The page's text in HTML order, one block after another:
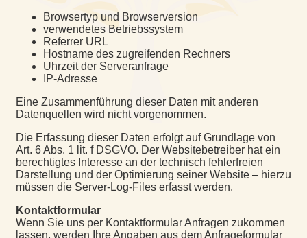
Browsertyp und Browserversion
verwendetes Betriebssystem
Referrer URL
Hostname des zugreifenden Rechners
Uhrzeit der Serveranfrage
IP-Adresse
Eine Zusammenführung dieser Daten mit anderen
Datenquellen wird nicht vorgenommen.
Die Erfassung dieser Daten erfolgt auf Grundlage von
Art. 6 Abs. 1 lit. f DSGVO. Der Websitebetreiber hat ein
berechtigtes Interesse an der technisch fehlerfreien
Darstellung und der Optimierung seiner Website – hierzu
müssen die Server-Log-Files erfasst werden.
Kontaktformular
Wenn Sie uns per Kontaktformular Anfragen zukommen
lassen, werden Ihre Angaben aus dem Anfrageformular